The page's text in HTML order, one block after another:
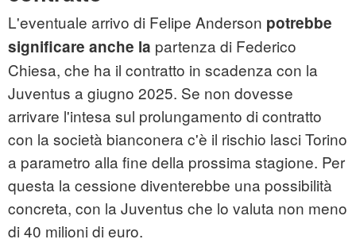
L'eventuale arrivo di Felipe Anderson potrebbe
significare anche la partenza di Federico
Chiesa, che ha il contratto in scadenza con la
Juventus a giugno 2025. Se non dovesse
arrivare l'intesa sul prolungamento di contratto
con la società bianconera c'è il rischio lasci Torino
a parametro alla fine della prossima stagione. Per
questa la cessione diventerebbe una possibilità
concreta, con la Juventus che lo valuta non meno
di 40 milioni di euro.